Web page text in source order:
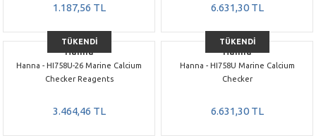
1.187,56 TL 6.631,30 TL
TÜKENDİ
Hanna
Hanna - HI758U-26 Marine Calcium
Checker Reagents
3.464,46 TL
TÜKENDİ
Hanna
Hanna - HI758U Marine Calcium
Checker
6.631,30 TL